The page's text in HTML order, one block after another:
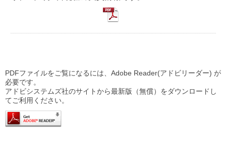
PDFファイルをご覧になるには、Adobe Reader(アドビリーダー) が
必要です。
アドビシステムズ社のサイトから最新版（無償）をダウンロードし
てご利用ください。